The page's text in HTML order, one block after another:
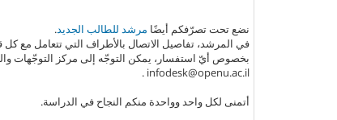
نضع تحت تصرّفكم أيضًا مرشد للطالب الجديد.
في المرشد، تفاصيل الاتصال بالأطراف التي تتعامل مع
بخصوص أيّ استفسار، يمكن التوجّه إلى مركز التوجّهات
infodesk@openu.ac.il
.
أتمنى لكل واحد وواحدة منكم النجاح في الدراسة.